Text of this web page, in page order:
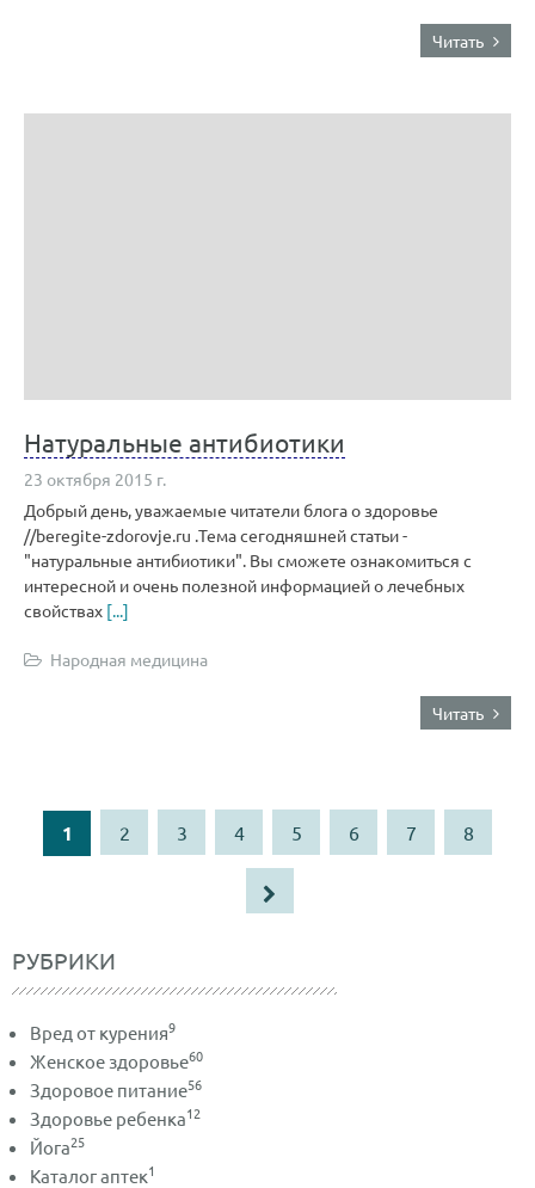
РУБРИКИ
Вред от курения9
Женское здоровье60
Здоровое питание56
Здоровье ребенка12
Йога25
Каталог аптек1
Читать
Натуральные антибиотики
23 октября 2015 г.
Добрый день, уважаемые читатели блога о здоровье
//beregite-zdorovje.ru .Тема сегодняшней статьи -
"натуральные антибиотики". Вы сможете ознакомиться с
интересной и очень полезной информацией о лечебных
свойствах [...]
Народная медицина
Читать
1 2 3 4 5 6 7 8